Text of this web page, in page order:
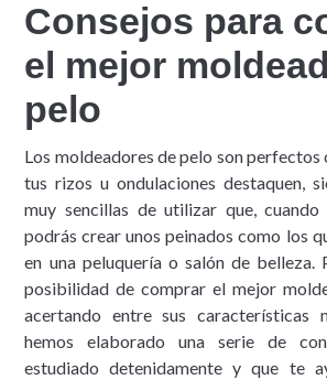
Consejos para
el mejor
pelo
Los moldeadores de pelo son perfectos
tus rizos u ondulaciones destaquen,
muy sencillas de utilizar que,
podrás crear unos peinados como los
en una peluquería o salón de belleza.
posibilidad de comprar el mejor
acertando entre sus características
hemos elaborado una serie de
estudiado detenidamente y que te